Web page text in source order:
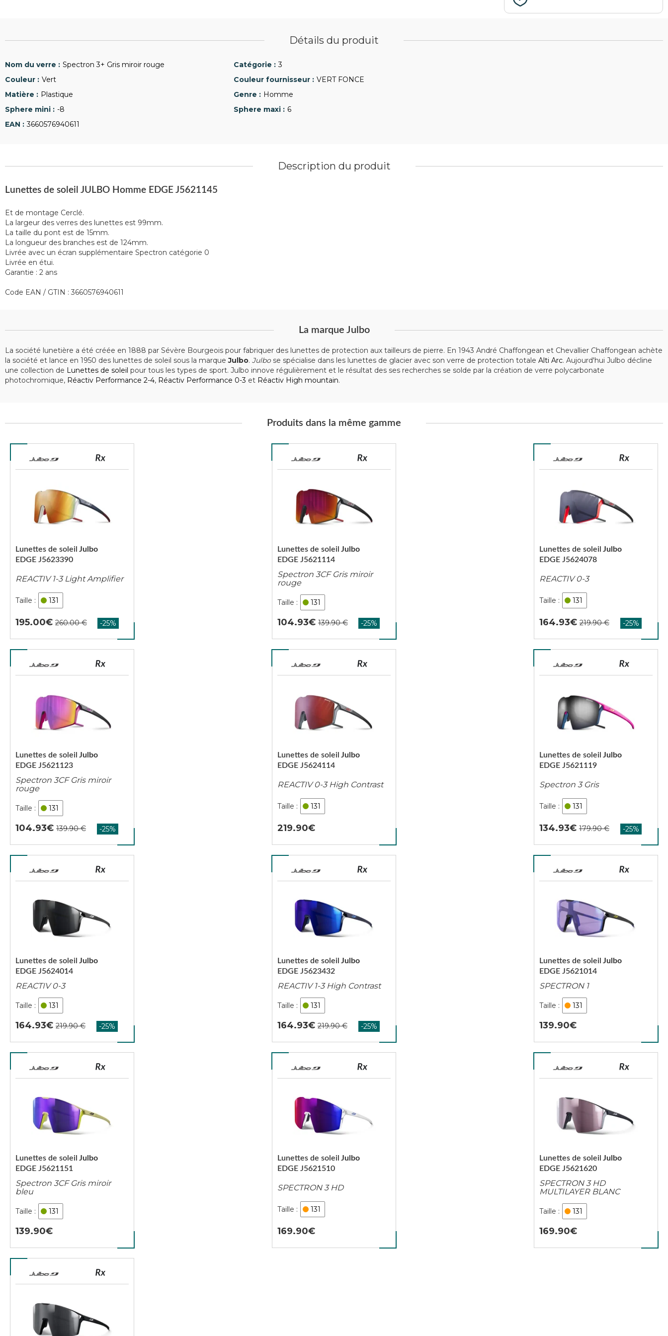
Détails du produit
Spectron 3+ Gris miroir rouge
3
Vert
VERT FONCE
Plastique
Homme
-8
6
3660576940611
Description du produit
Lunettes de soleil JULBO Homme EDGE J5621145
Et de montage Cerclé.
La largeur des verres des lunettes est 99mm.
La taille du pont est de 15mm.
La longueur des branches est de 124mm.
Livrée avec un écran supplémentaire Spectron catégorie 0
Livrée en étui.
Garantie : 2 ans
Code EAN / GTIN : 3660576940611
La marque Julbo
La société lunetière a été créée en 1888 par Sévère Bourgeois pour fabriquer des lunettes de protection aux tailleurs de pierre. En 1943 André Chaffongean et Chevallier Chaffongean achète
la société et lance en 1950 des lunettes de soleil sous la marqueJulbo. Julbose spécialise dans les lunettes de glacier avec son verre de protection totale Alti Arc. Aujourd'hui Julbo décline
une collection de Lunettes de soleil pour tous les types de sport. Julbo innove régulièrement et le résultat des ses recherches se solde par la création de verre polycarbonate
photochromique, Réactiv Performance 2-4, Réactiv Performance 0-3 et Réactiv High mountain.
Produits dans la même gamme
EDGE J5623390
Lunettes de soleil Julbo
REACTIV 1-3 Light Amplifier
131
195.00
EDGE J5621114
Lunettes de soleil Julbo
Spectron 3CF Gris miroir
rouge
131
104.93
EDGE J5624078
Lunettes de soleil Julbo
REACTIV 0-3
131
164.93
EDGE J5621123
Lunettes de soleil Julbo
Spectron 3CF Gris miroir
rouge
131
104.93
EDGE J5624114
Lunettes de soleil Julbo
REACTIV 0-3 High Contrast
131
219.90
EDGE J5621119
Lunettes de soleil Julbo
Spectron 3 Gris
131
134.93
EDGE J5624014
Lunettes de soleil Julbo
REACTIV 0-3
131
164.93
EDGE J5623432
Lunettes de soleil Julbo
REACTIV 1-3 High Contrast
131
164.93
EDGE J5621014
Lunettes de soleil Julbo
SPECTRON 1
131
139.90
EDGE J5621151
Lunettes de soleil Julbo
Spectron 3CF Gris miroir
bleu
131
139.90
EDGE J5621510
Lunettes de soleil Julbo
SPECTRON 3 HD
131
169.90
EDGE J5621620
Lunettes de soleil Julbo
SPECTRON 3 HD
MULTILAYER BLANC
131
169.90